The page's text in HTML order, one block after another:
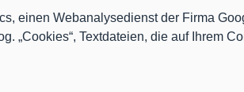
einen Webanalysedienst der Firma
„Cookies“, Textdateien, die auf Ihrem